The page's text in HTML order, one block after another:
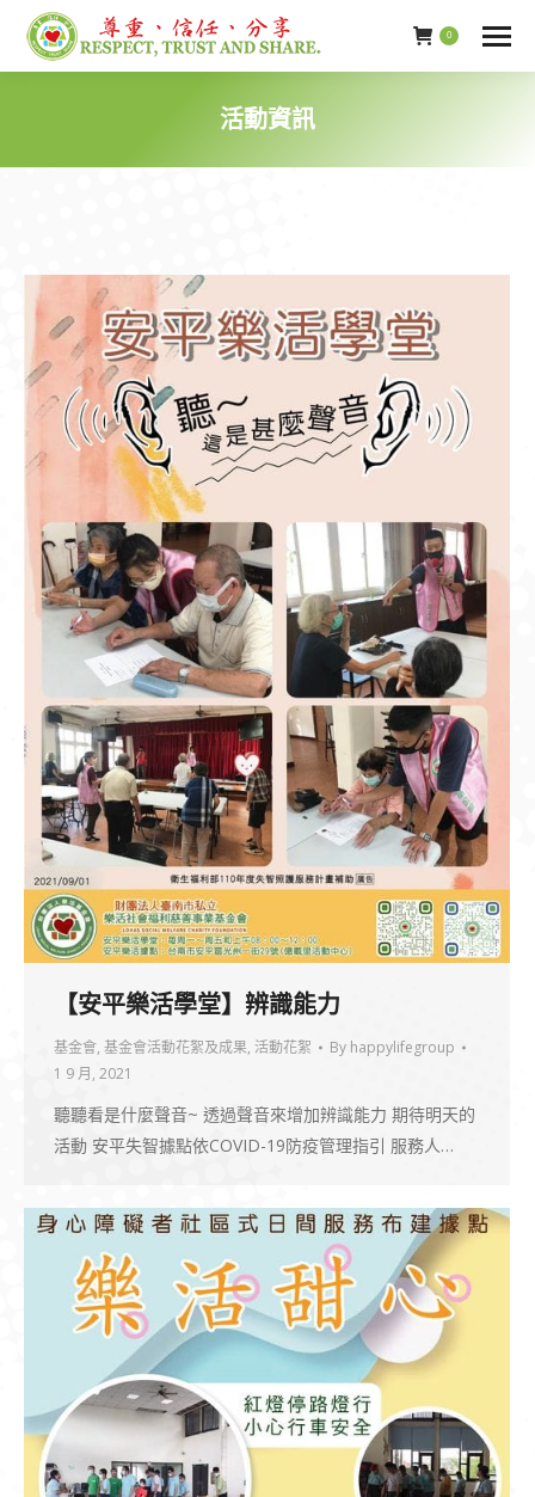
0
活動資訊
【安平樂活學堂】辨識能力
基金會, 基金會活動花絮及成果, 活動花絮 By happylifegroup
1 9 月, 2021
聽聽看是什麼聲音~ 透過聲音來增加辨識能力 期待明天的
活動 安平失智據點依COVID-19防疫管理指引 服務人…